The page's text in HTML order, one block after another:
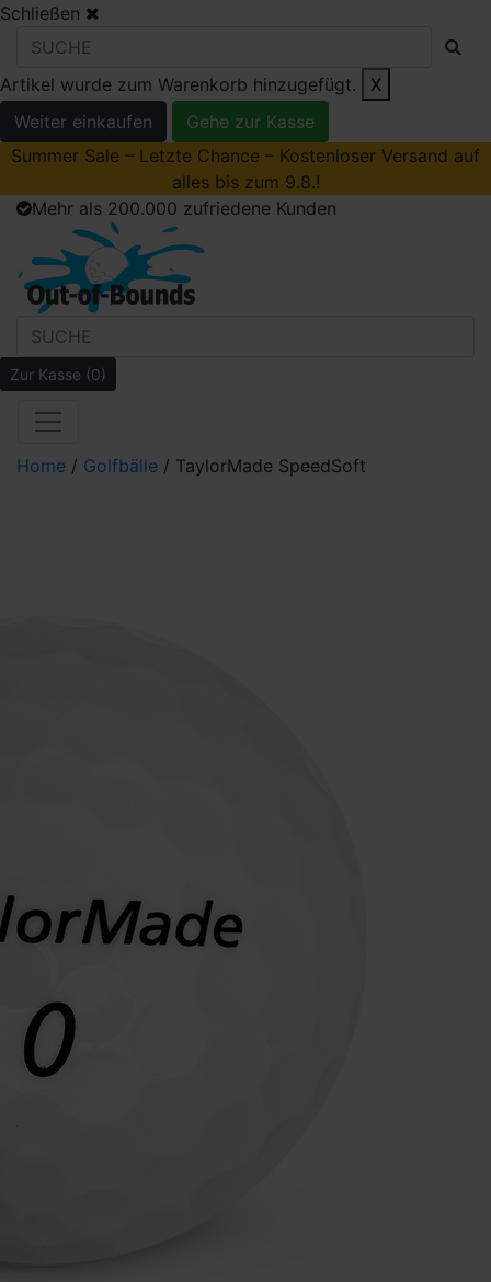
Schließen
Artikel wurde zum Warenkorb hinzugefügt.
X
Weiter einkaufen
Gehe zur Kasse
Summer Sale – Letzte Chance – Kostenloser Versand auf
alles bis zum 9.8.!
Mehr als 200.000 zufriedene Kunden
Zur Kasse (0)
Home / Golfbälle / TaylorMade SpeedSoft